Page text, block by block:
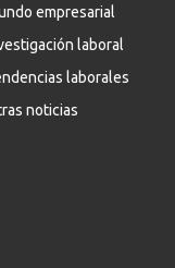
empresarial
laboral
laborales
noticias